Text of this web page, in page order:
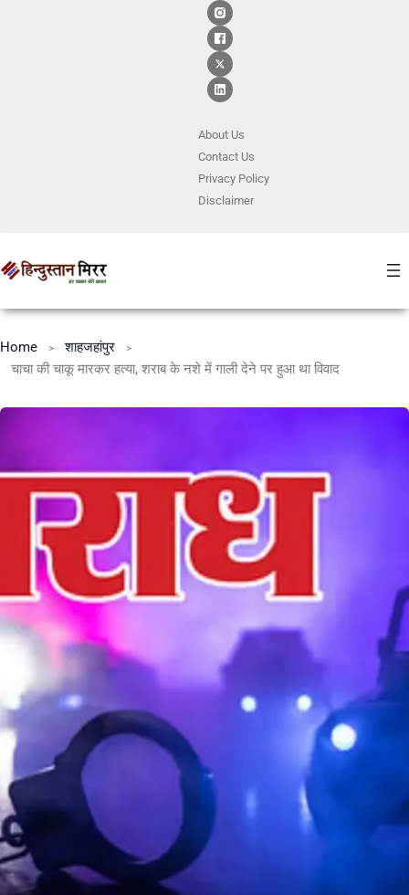
About Us
ContactUs
Privacy Policy
Disclaimer
Home
शाहजहांपुर
चाचा की चाकू मारकर हत्या, शराब के नशे में गाली देने पर हुआ था विवाद